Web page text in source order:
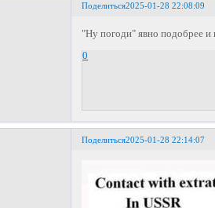
Поделиться2025-01-28 22:08:09
"Ну погоди" явно подобрее
0
Поделиться2025-01-28 22:14:07